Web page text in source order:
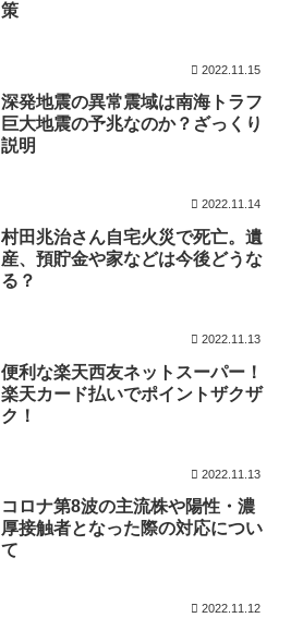
策
2022.11.15
深発地震の異常震域は南海トラフ
巨大地震の予兆なのか？ざっくり
説明
2022.11.14
村田兆治さん自宅火災で死亡。遺
産、預貯金や家などは今後どうな
る？
2022.11.13
便利な楽天西友ネットスーパー！
楽天カード払いでポイントザクザ
ク！
2022.11.13
コロナ第8波の主流株や陽性・濃
厚接触者となった際の対応につい
て
2022.11.12